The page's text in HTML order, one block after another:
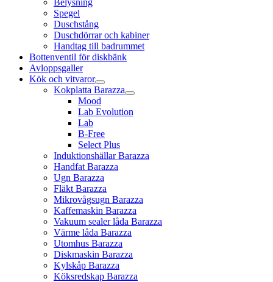
Belysning
Spegel
Duschstång
Duschdörrar och kabiner
Handtag till badrummet
Bottenventil för diskbänk
Avloppsgaller
Kök och vitvaror
Kokplatta Barazza
Mood
Lab Evolution
Lab
B-Free
Select Plus
Induktionshällar Barazza
Handfat Barazza
Ugn Barazza
Fläkt Barazza
Mikrovågsugn Barazza
Kaffemaskin Barazza
Vakuum sealer låda Barazza
Värme låda Barazza
Utomhus Barazza
Diskmaskin Barazza
Kylskåp Barazza
Köksredskap Barazza